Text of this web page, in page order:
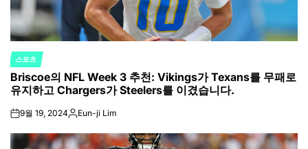
POSTED
IN
스포츠
Briscoe의 NFL Week 3 추천: Vikings가 Texans를 무패로
유지하고 Chargers가 Steelers를 이겼습니다.
on9월 19, 2024Posted
Eun-ji Lim